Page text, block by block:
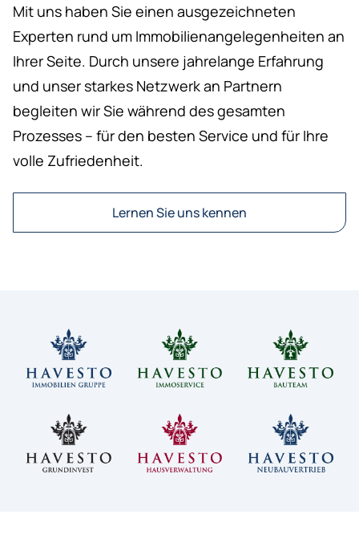
Mit uns haben Sie einen ausgezeichneten
Experten rund um Immobilienangelegenheiten an
Ihrer Seite. Durch unsere jahrelange Erfahrung
und unser starkes Netzwerk an Partnern
begleiten wir Sie während des gesamten
Prozesses – für den besten Service und für Ihre
volle Zufriedenheit.
Lernen Sie uns kennen